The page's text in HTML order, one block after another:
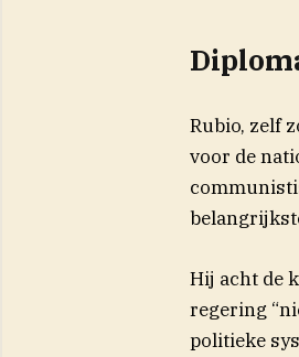
Rubio, zelf
voor de
Hij acht de
regering
politieke